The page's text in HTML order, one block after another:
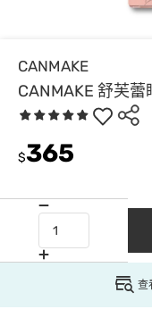
CANMAKE
CANMAKE 舒芙
$365
查